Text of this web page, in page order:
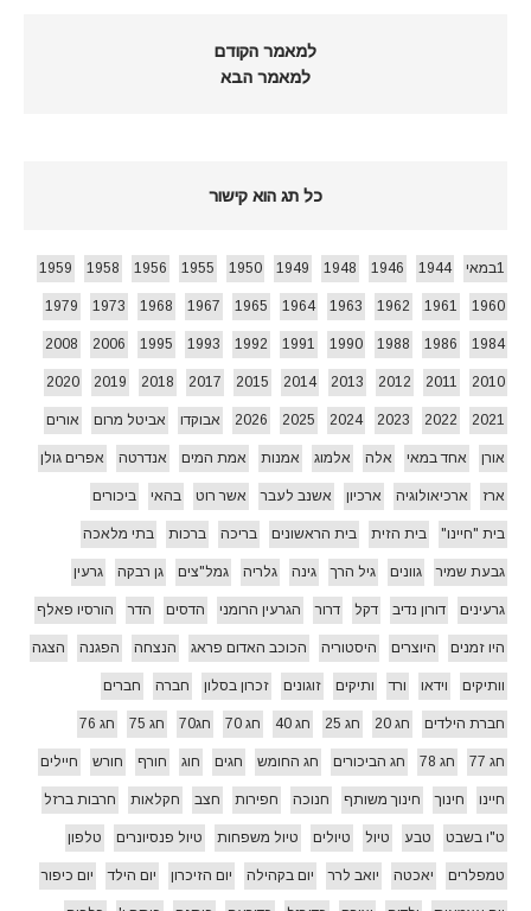
למאמר הקודם
למאמר הבא
כל תג הוא קישור
1במאי 1944
1946
1948
1949
1950
1955
1956
1958
1959
1960
1961
1962
1963
1964
1965
1967
1968
1973
1979
1984
1986
1988
1990
1991
1992
1993
1995
2006
2008
2010
2011
2012
2013
2014
2015
2017
2018
2019
2020
2021
2022
2023
2024
2025
2026 אבוקדו אביטל מרום אורים
אורן אחד במאי אלה אלמוג אמנות אמת המים אנדרטה אפרים גולן
ארז ארכיאולוגיה ארכיון אשנב לעבר אשר רוט בהאי ביכורים
בית "חיינו" בית הזית בית הראשונים בריכה ברכות בתי מלאכה
גבעת שמיר גוונים גיל הרך גינה גלריה גמל"צים גן רבקה גרעין
גרעינים דורון נדיב דקל דרור הגרעין הרומני הדסים הדר הורסיו פאלף
היו זמנים היוצרים היסטוריה הכוכב האדום פראג הנצחה הפגנה הצגה
וותיקים וידאו ורד ותיקים זוגונים זכרון בסלון חברה חברים
חברת הילדים חג 20 חג 25 חג 40 חג 70 חג70 חג 75 חג 76
חג 77 חג 78 חג הביכורים חג החומש חגים חוג חורף חורש חיילים
חיינו חינוך חינוך משותף חנוכה חפירות חצב חקלאות חרבות ברזל
ט"ו בשבט טבע טיול טיולים טיול משפחות טיול פנסיונרים טלפון
טמפלרים יאכטה יואב לרר יום בקהילה יום הזיכרון יום הילד יום כיפור